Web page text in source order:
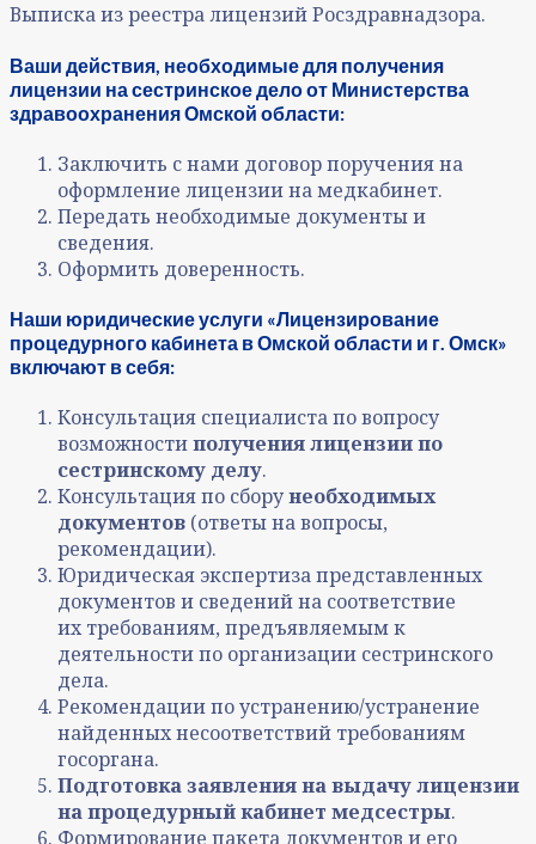
Выписка из реестра лицензий Росздравнадзора.
Ваши действия, необходимые для получения
лицензии на сестринское дело от Министерства
здравоохранения Омской области:
Заключить с нами договор поручения на
оформление лицензии на медкабинет.
Передать необходимые документы и
сведения.
Оформить доверенность.
Наши юридические услуги «Лицензирование
процедурного кабинета в Омской области и г. Омск»
включают в себя:
Консультация специалиста по вопросу
возможностиполучения лицензии по
сестринскому делу.
Консультация по сборунеобходимых
документов (ответы на вопросы,
рекомендации).
Юридическая экспертиза представленных
документов и сведений на соответствие
их требованиям, предъявляемым к
деятельности по организации сестринского
дела.
Рекомендации по устранению/устранение
найденных несоответствий требованиям
госоргана.
Подготовка заявления на выдачу лицензии
на процедурный кабинет медсестры.
Формирование пакета документов и его